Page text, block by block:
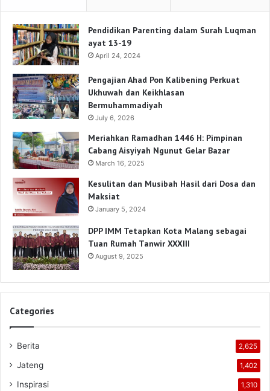
Pendidikan Parenting dalam Surah Luqman
ayat 13-19
April 24, 2024
Pengajian Ahad Pon Kalibening Perkuat
Ukhuwah dan Keikhlasan
Bermuhammadiyah
July 6, 2026
Meriahkan Ramadhan 1446 H: Pimpinan
Cabang Aisyiyah Ngunut Gelar Bazar
March 16, 2025
Kesulitan dan Musibah Hasil dari Dosa dan
Maksiat
January 5, 2024
DPP IMM Tetapkan Kota Malang sebagai
Tuan Rumah Tanwir XXXIII
August 9, 2025
Categories
Berita 2,625
Jateng 1,402
Inspirasi 1,310